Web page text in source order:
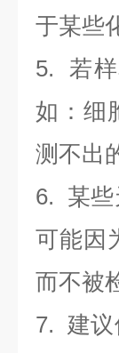
于某些
5. 若
如：细
测不出
6. 某些
可能因
而不被
7. 建议